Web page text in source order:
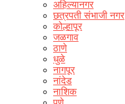
अहिल्यानगर
छत्रपती संभाजी नगर
कोल्हापूर
जळगाव
ठाणे
धुळे
नागपूर
नांदेड
नाशिक